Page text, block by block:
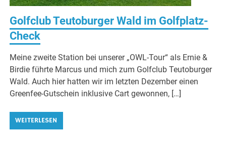
Golfclub Teutoburger Wald im Golfplatz-
Check
Meine zweite Station bei unserer „OWL-Tour“ als Ernie &
Birdie führte Marcus und mich zum Golfclub Teutoburger
Wald. Auch hier hatten wir im letzten Dezember einen
Greenfee-Gutschein inklusive Cart gewonnen, […]
WEITERLESEN